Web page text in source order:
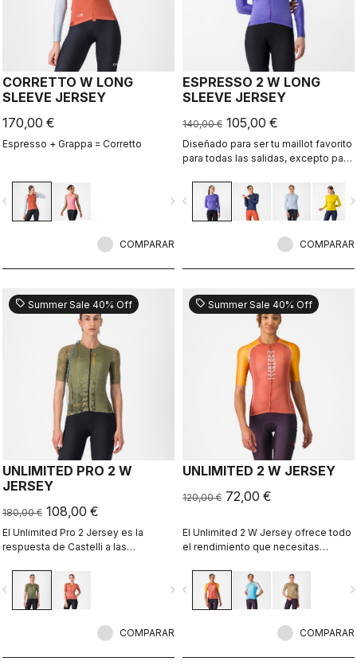
CORRETTO W LONG
SLEEVE JERSEY
170,00 €
Espresso + Grappa = Corretto
navigate_next
COMPARAR
ESPRESSO 2 W LONG
SLEEVE JERSEY
140,00 € 105,00 €
Diseñado para ser tu maillot favorito
para todas las salidas, excepto para
Espresso, revisados y
perfeccionados. 2.0. Tejido de peso
veraniego para los días frescos.
navigate_before
COMPARAR
sell Summer Sale 40% Off
UNLIMITED PRO 2 W
JERSEY
180,00 € 108,00 €
El Unlimited Pro 2 Jersey es la
respuesta de Castelli a las
deportistas sobre grava que buscan
cada ganancia marginal sin sacrificar
el espíritu del deporte.
navigate_next
COMPARAR
sell Summer Sale 40% Off
UNLIMITED 2 W JERSEY
120,00 € 72,00 €
El Unlimited 2 W Jersey ofrece todo
el rendimiento que necesitas
navigate_before
COMPARAR